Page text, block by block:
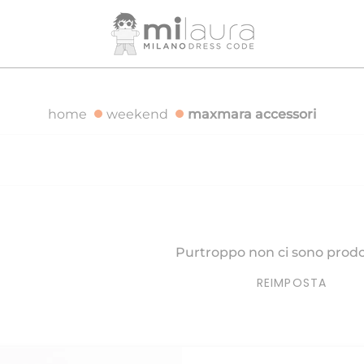
SPEDIZIONE GRATUITA PER ORDINI SUPERIORI A 500€
home weekend maxmara accessori
Purtroppo non ci sono
REIMPOSTA